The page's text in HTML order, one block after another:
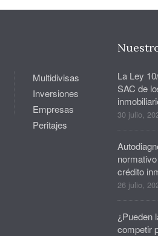
Multidivisas
Inversiones
Empresas
Peritajes
La Ley
SAC de
30 julio,
crédito
26 julio,
¿Pueden
competir